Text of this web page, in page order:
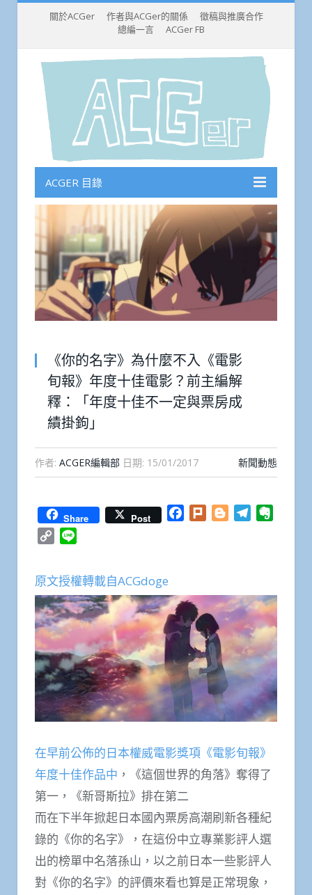
關於ACGer 作者與ACGer的關係
徵稿與推廣合作
總編一言
ACGer FB
ACGER 目錄
《你的名字》為什麼不入《電影
旬報》年度十佳電影？前主編解
釋：「年度十佳不一定與票房成
績掛鉤」
作者: ACGER編輯部 日期: 15/01/2017 新聞動態
Share Post Facebook
Plurk BloggerTelegram
Copy
原文授權轉載自ACGdoge
在早前公佈的日本權威電影獎項《電影旬報》
年度十佳作品中 ，《這個世界的角落》奪得了
第一，《新哥斯拉》排在第二
而在下半年掀起日本國內票房高潮刷新各種紀
錄的《你的名字》，在這份中立專業影評人選
出的榜單中名落孫山，以之前日本一些影評人
對《你的名字》的評價來看也算是正常現象，